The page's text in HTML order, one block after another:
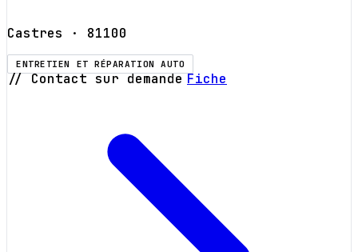
Castres · 81100
ENTRETIEN ET RÉPARATION AUTO
// Contact sur demande Fiche